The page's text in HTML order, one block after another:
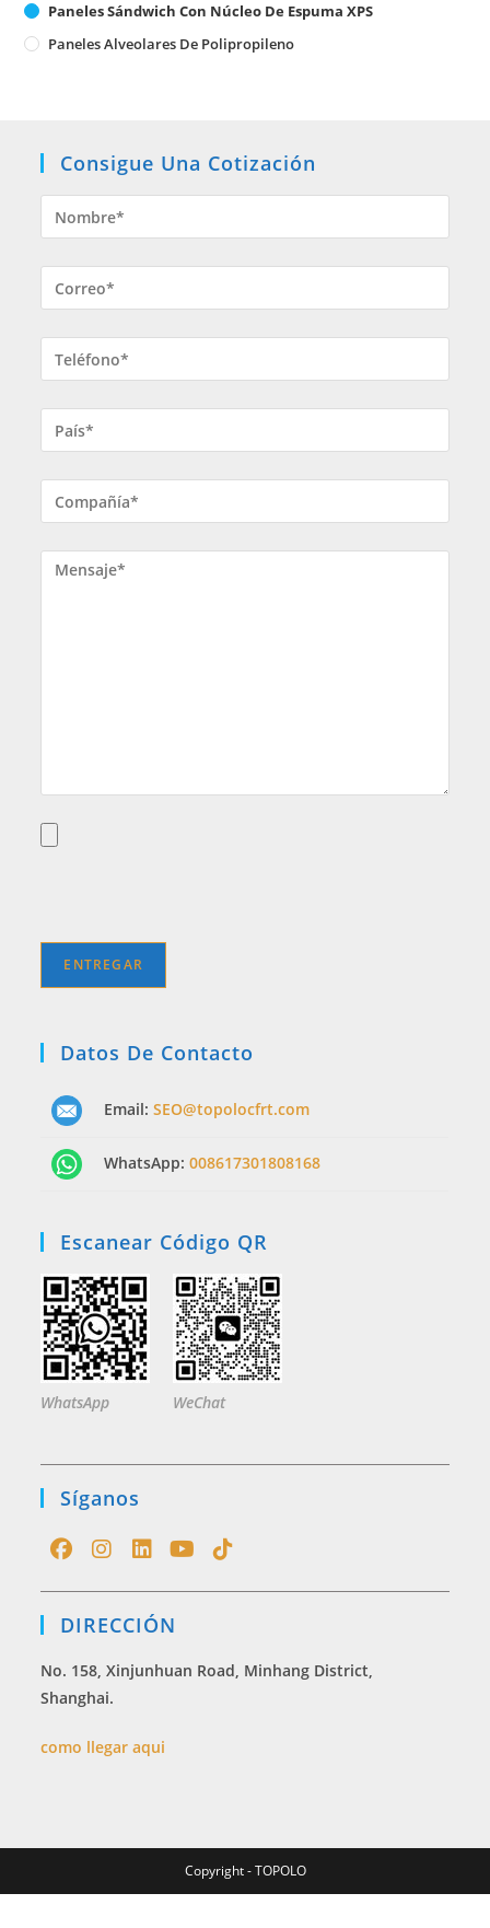
Paneles Sándwich Con Núcleo De Espuma XPS
Paneles Alveolares De Polipropileno
Consigue Una Cotización
Datos De Contacto
Email:SEO@topolocfrt.com
WhatsApp:008617301808168
Escanear Código QR
WhatsApp WeChat
Síganos
new
tab
a
new
tab
a
new
a
new new
DIRECCIÓN
No. 158, Xinjunhuan Road, Minhang District,
Shanghai.
como llegar aqui
Copyright - TOPOLO